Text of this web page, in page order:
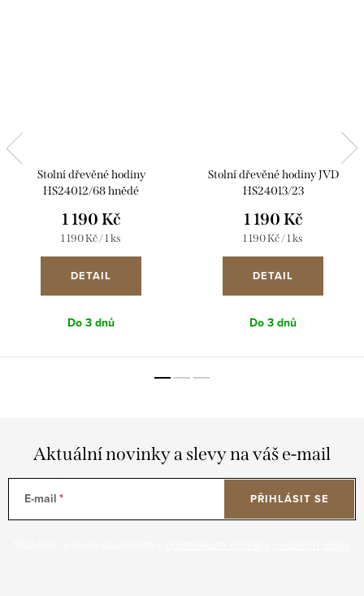
Stolní dřevěné hodiny
HS24012/68 hnědé
1 190 Kč
Měrná
1 190 Kč / 1 ks
DETAIL
Do 3 dnů
Stolní dřevěné hodiny JVD
HS24013/23
1 190 Kč
Měrná
1 190 Kč / 1 ks
DETAIL
Do 3 dnů
Aktuální novinky a slevy na váš e-mail
E-mail PŘIHLÁSIT SE